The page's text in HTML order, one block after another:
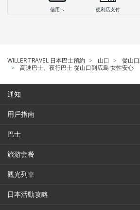
信用卡 便利店支付
WILLER TRAVEL 日本巴士預約 山口
從山
高速巴士、夜行巴士 從山口到広島 女性安心
通知
用戶指南
巴士
旅游套餐
觀光列車
日本活動攻略